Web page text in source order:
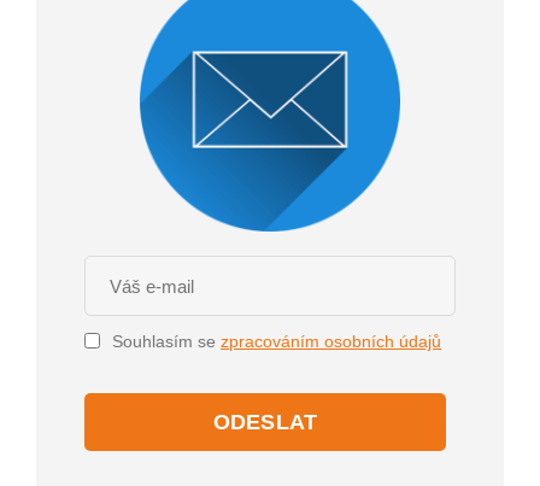
Souhlasím se zpracováním osobních údajů
ODESLAT